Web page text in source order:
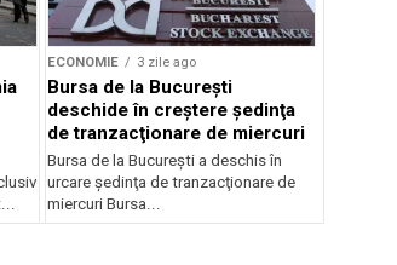
ECONOMIE 3 zile ago
Bursa de la Bucureşti
deschide în creştere şedinţa
de tranzacţionare de miercuri
Bursa de la Bucureşti a deschis în
urcare şedinţa de tranzacţionare de
miercuri Bursa...